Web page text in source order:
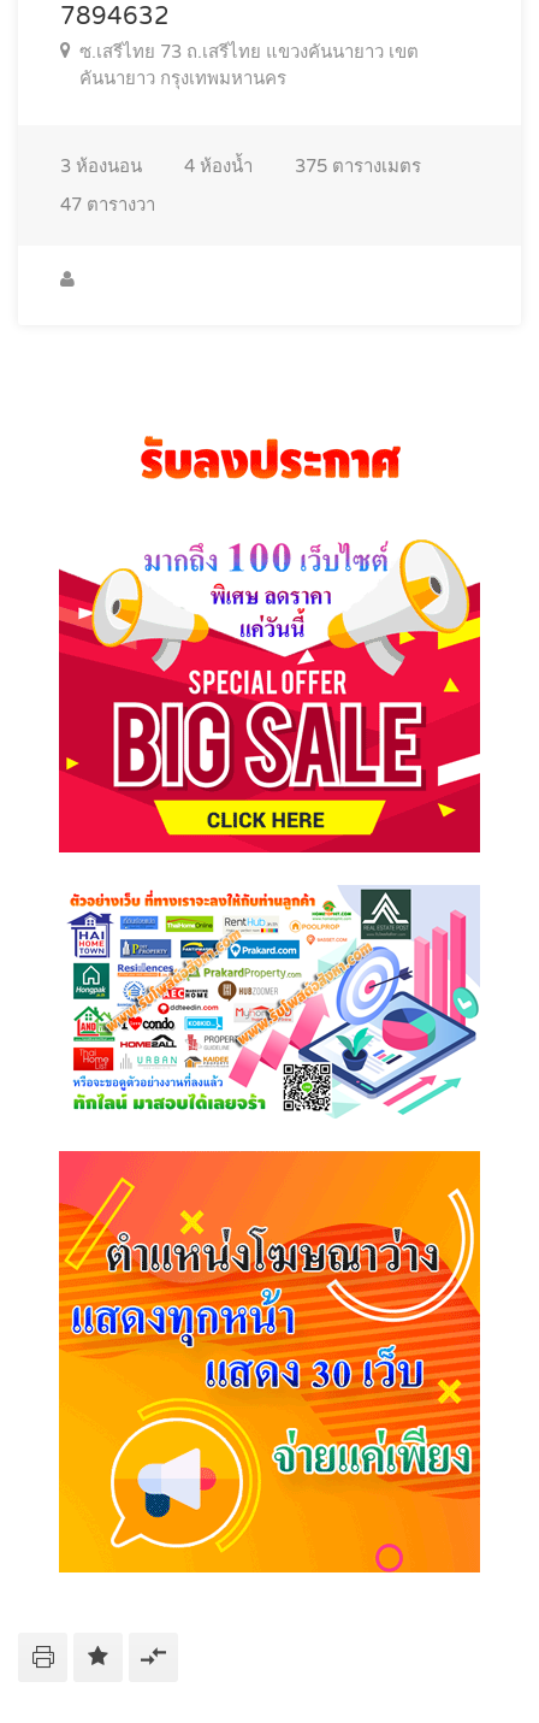
7894632
ซ.เสรีไทย 73 ถ.เสรีไทย แขวงคันนายาว เขต
คันนายาว กรุงเทพมหานคร
3 ห้องนอน 4 ห้องน้ำ 375 ตารางเมตร
47 ตารางวา